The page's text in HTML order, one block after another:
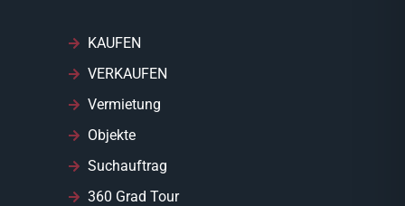
KAUFEN
VERKAUFEN
Vermietung
Objekte
Suchauftrag
360 Grad Tour